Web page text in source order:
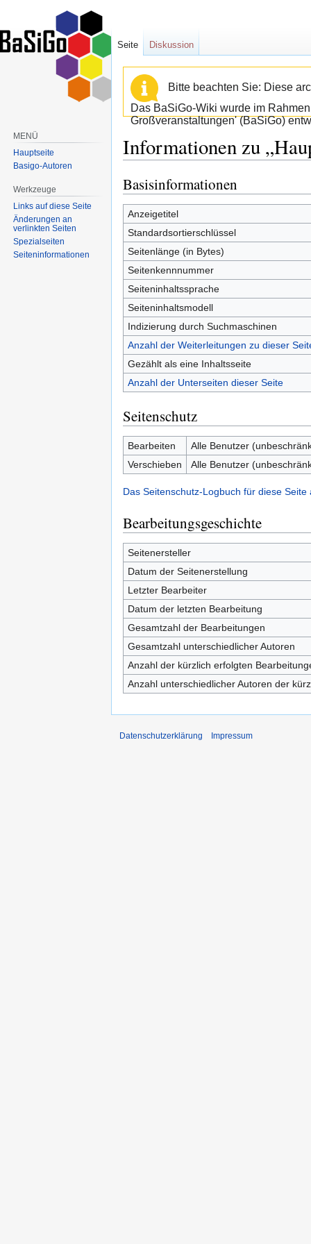
Bitte beachten Sie: Diese
Das BaSiGo-Wiki wurde im
Großveranstaltungen' (BaSiGo)
Informationen zu
Zur
Navigation
springen
Zur
Suche
springen
Basisinformationen
Anzeigetitel
Standardsortierschlüssel
Seitenlänge (in Bytes)
Seitenkennnummer
Seiteninhaltssprache
Seiteninhaltsmodell
Indizierung durch Suchmaschinen
Anzahl der Weiterleitungen zu dieser
Gezählt als eine Inhaltsseite
Anzahl der Unterseiten dieser Seite
Seitenschutz
Bearbeiten
Alle Benutzer
Verschieben
Alle Benutzer
Das Seitenschutz-Logbuch für diese Seite
Bearbeitungsgeschichte
Seitenersteller
Datum der Seitenerstellung
Letzter Bearbeiter
Datum der letzten Bearbeitung
Gesamtzahl der Bearbeitungen
Gesamtzahl unterschiedlicher Autoren
Anzahl der kürzlich erfolgten
Anzahl unterschiedlicher Autoren der
Seite Diskussion
MENÜ
Hauptseite
Basigo-Autoren
Werkzeuge
Links auf diese Seite
Änderungen an
verlinkten Seiten
Spezialseiten
Seiten­informationen
Datenschutzerklärung Impressum